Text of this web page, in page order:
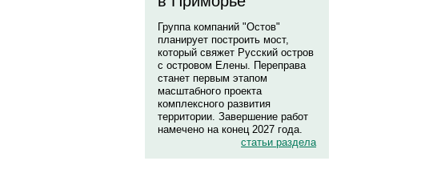
Группа компаний "Остов"
планирует построить мост,
который свяжет Русский остров
с островом Елены. Переправа
станет первым этапом
масштабного проекта
комплексного развития
территории. Завершение работ
намечено на конец 2027 года.
статьи раздела